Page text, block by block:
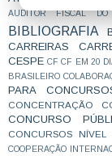
AUDITOR FISCAL DO
BIBLIOGRAFIA
CARREIRAS
CESPE CF CF EM 20
BRASILEIRO
PARA
CONCENTRAÇÃO
CONCURSO
CONCURSOS NÍVEL
COOPERAÇÃO